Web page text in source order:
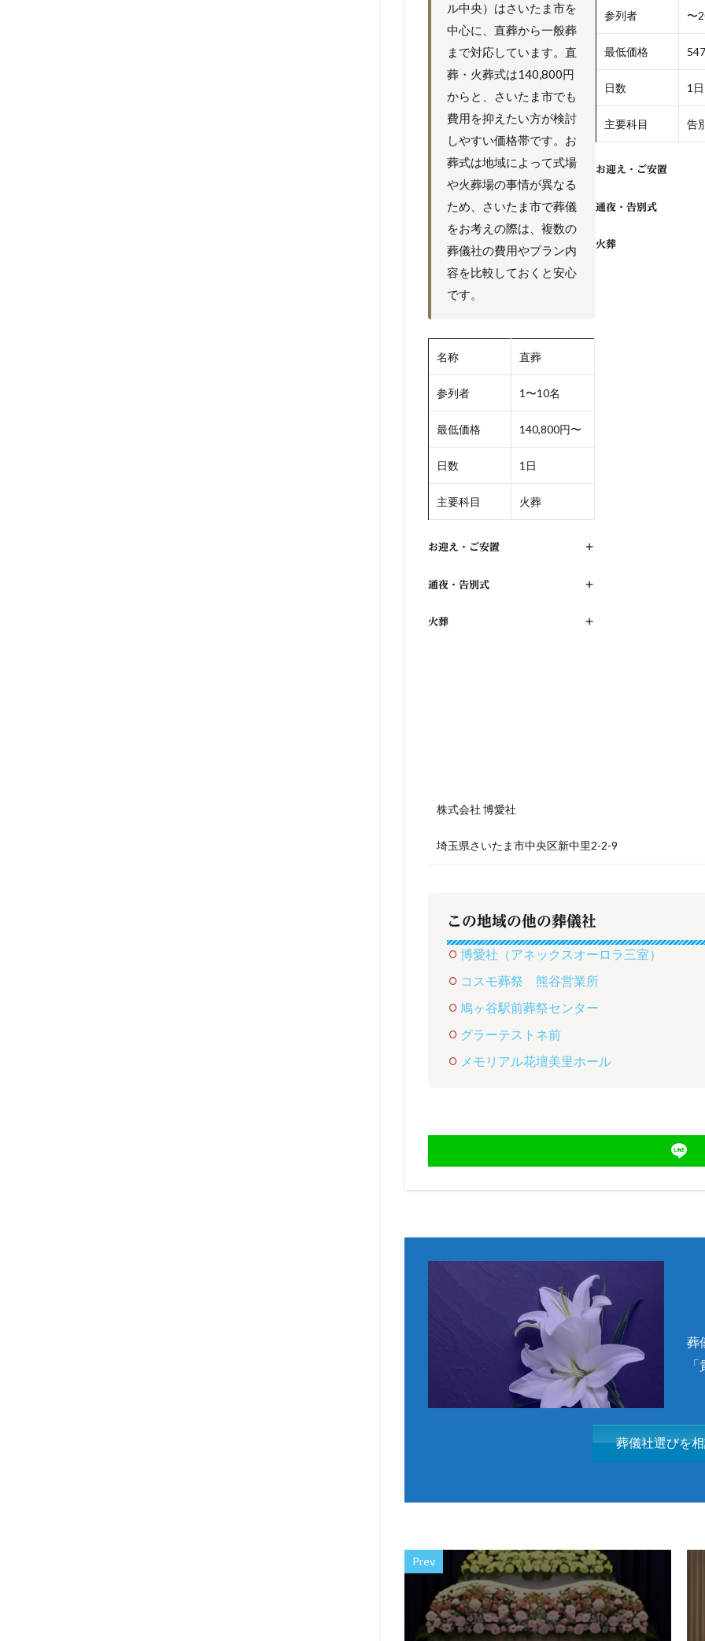
ル中央）はさいたま市を
中心に、直葬から一般葬
まで対応しています。直
葬・火葬式は140,800円
からと、さいたま市でも
費用を抑えたい方が検討
しやすい価格帯です。お
葬式は地域によって式場
や火葬場の事情が異なる
ため、さいたま市で葬儀
をお考えの際は、複数の
葬儀社の費用やプラン内
容を比較しておくと安心
です。
名称 直葬
参列者 1〜10名
最低価格 140,800円〜
日数 1日
主要科目 火葬
お迎え・ご安置 +
通夜・告別式 +
火葬 +
参列者 〜
最低価格
日数 1日
主要科目 告
お迎え・ご安置
通夜・告別式
火葬
株式会社 博愛社
埼玉県さいたま市中央区新中里2-2-9
この地域の他の葬儀社
博愛社（アネックスオーロラ三室）
コスモ葬祭 熊谷営業所
鳩ヶ谷駅前葬祭センター
グラーテストネ前
メモリアル花壇美里ホール
葬
葬儀社選びを
Prev